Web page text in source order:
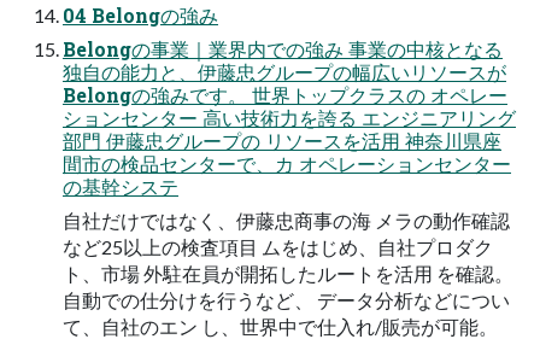
04 Belongの強み
Belongの事業｜業界内での強み 事業の中核となる
独自の能力と、伊藤忠グループの幅広いリソースが
Belongの強みです。 世界トップクラスの オペレー
ションセンター 高い技術力を誇る エンジニアリング
部門 伊藤忠グループの リソースを活用 神奈川県座
間市の検品センターで、カ オペレーションセンター
の基幹システ
自社だけではなく、伊藤忠商事の海 メラの動作確認
など25以上の検査項目 ムをはじめ、自社プロダク
ト、市場 外駐在員が開拓したルートを活用 を確認。
自動での仕分けを行うなど、 データ分析などについ
て、自社のエン し、世界中で仕入れ/販売が可能。